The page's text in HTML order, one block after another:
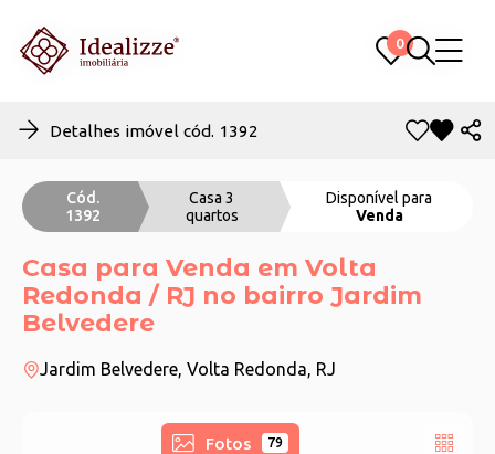
0
0
Detalhes imóvel cód. 1392
Cód.
1392
Casa 3
quartos
Disponível para
Venda
Casa para Venda em Volta
Redonda / RJ no bairro Jardim
Belvedere
Jardim Belvedere, Volta Redonda, RJ
Fotos 79